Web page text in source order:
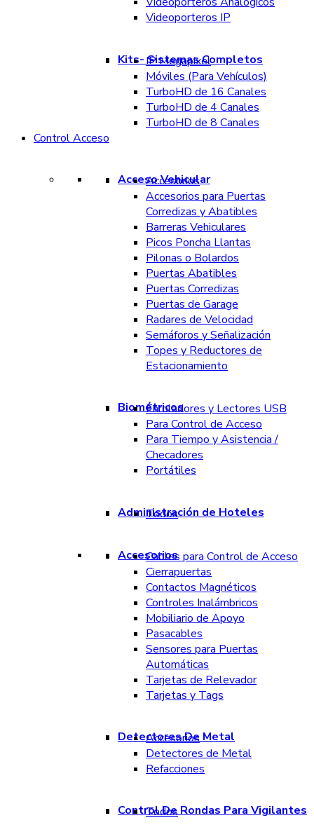
Videoporteros IP
Kits- Sistemas Completos
IP Megapixel
Móviles (Para Vehículos)
TurboHD de 16 Canales
TurboHD de 4 Canales
TurboHD de 8 Canales
Control Acceso
Acceso Vehicular
Accesorios
Accesorios para Puertas
Corredizas y Abatibles
Barreras Vehiculares
Picos Poncha Llantas
Pilonas o Bolardos
Puertas Abatibles
Puertas Corredizas
Puertas de Garage
Radares de Velocidad
Semáforos y Señalización
Topes y Reductores de
Estacionamiento
Biométricos
Enroladores y Lectores USB
Para Control de Acceso
Para Tiempo y Asistencia /
Checadores
Portátiles
Administración de Hoteles
Todos
Accesorios
Cables para Control de Acceso
Cierrapuertas
Contactos Magnéticos
Controles Inalámbricos
Mobiliario de Apoyo
Pasacables
Sensores para Puertas
Automáticas
Tarjetas de Relevador
Tarjetas y Tags
Detectores De Metal
Accesorios
Detectores de Metal
Refacciones
Control De Rondas Para Vigilantes
Todos